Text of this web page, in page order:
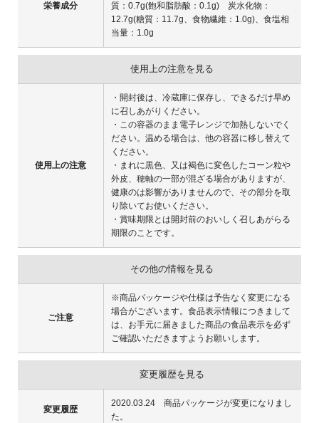
栄養成分
質：0.7g(飽和脂肪酸：0.1g) 炭水化物：
12.7g(糖質：11.7g、食物繊維：1.0g)、食塩相
当量：1.0g
使用上の注意を見る
使用上の注意
・開封後は、冷蔵庫に保存し、できるだけ早め
に召しあがりください。
・この容器のまま電子レンジで加熱しないでく
ださい。温める場合は、他の容器に移し替えて
ください。
・まれに黒色、又は褐色に変色したコーン粒や
外皮、穂軸の一部が混ざる場合がありますが、
健康のは影響がありませんので、その部分を取
り除いてお使いください。
・賞味期限とは開封前のおいしく召しあがらる
期限のことです。
その他の情報を見る
ご注意
※商品パッケージや仕様は予告なく変更になる
場合がございます。食品表示情報につきまして
は、お手元に届きました商品の食品表示を必ず
ご確認いただきますようお願いします。
変更履歴を見る
変更履歴
2020.03.24 商品パッケージが変更になりまし
た。